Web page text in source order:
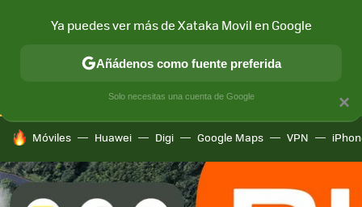
CONECTIVIDAD MÓVIL Y SOCIEDAD APLICACIONES
HOY SE HABLA DE
Móviles Huawei Digi Google Maps VPN
×
Ya puedes ver más de Xataka Movil en Google
Añádenos como fuente preferida
Solo necesitas una cuenta de Google